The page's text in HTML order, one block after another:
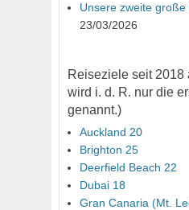
Unsere zweite
23/03/2026
Reiseziele seit 2018
wird i. d. R. nur die
genannt.)
Auckland 20
Brighton 25
Deerfield Beach 22
Dubai 18
Gran Canaria (Mt.